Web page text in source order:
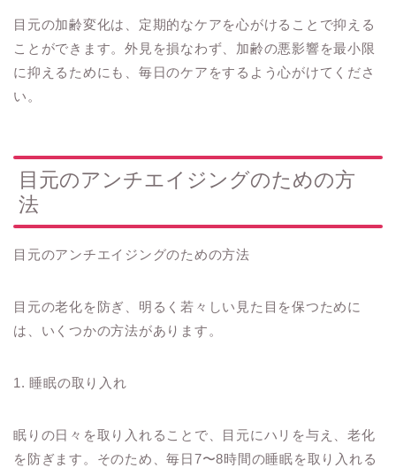
目元の加齢変化は、定期的なケアを心がけることで抑える
ことができます。外見を損なわず、加齢の悪影響を最小限
に抑えるためにも、毎日のケアをするよう心がけてくださ
い。
目元のアンチエイジングのための方
法
目元のアンチエイジングのための方法
目元の老化を防ぎ、明るく若々しい見た目を保つために
は、いくつかの方法があります。
1. 睡眠の取り入れ
眠りの日々を取り入れることで、目元にハリを与え、老化
を防ぎます。そのため、毎日7〜8時間の睡眠を取り入れる